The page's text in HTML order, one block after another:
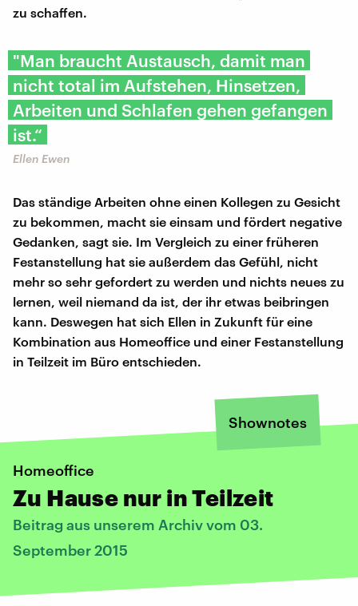
zu schaffen.
"Man braucht Austausch, damit man
nicht total im Aufstehen, Hinsetzen,
Arbeiten und Schlafen gehen gefangen
ist.“
Ellen Ewen
Das ständige Arbeiten ohne einen Kollegen zu Gesicht
zu bekommen, macht sie einsam und fördert negative
Gedanken, sagt sie. Im Vergleich zu einer früheren
Festanstellung hat sie außerdem das Gefühl, nicht
mehr so sehr gefordert zu werden und nichts neues zu
lernen, weil niemand da ist, der ihr etwas beibringen
kann. Deswegen hat sich Ellen in Zukunft für eine
Kombination aus Homeoffice und einer Festanstellung
in Teilzeit im Büro entschieden.
Shownotes
Homeoffice
Zu Hause nur in Teilzeit
Beitrag aus unserem Archiv vom 03.
September 2015